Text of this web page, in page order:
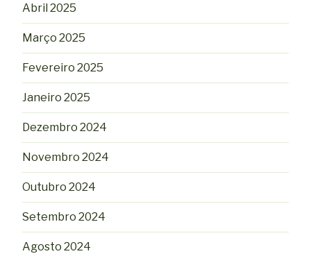
Abril 2025
Março 2025
Fevereiro 2025
Janeiro 2025
Dezembro 2024
Novembro 2024
Outubro 2024
Setembro 2024
Agosto 2024